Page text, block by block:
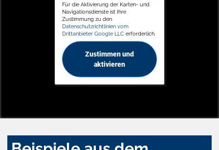
Für die Aktivierung der Karten- und
Navigationsdienste ist Ihre
Zustimmung zu den
Datenschutzrichtlinien vom
Drittanbieter Google LLC erforderlich.
Zustimmen und
aktivieren